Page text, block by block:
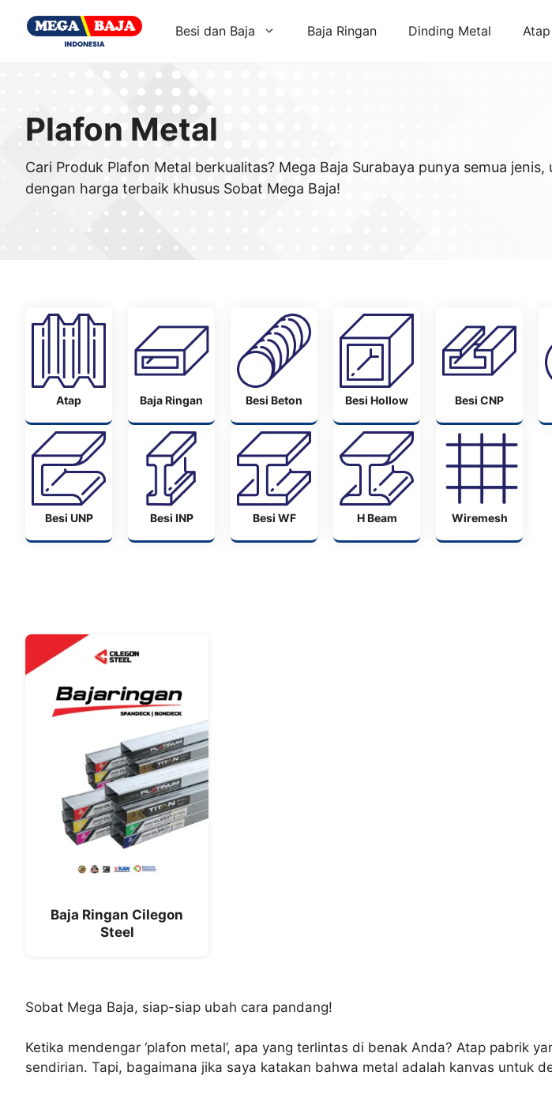
Besi dan Baja Baja Ringan Dinding Metal
Plafon Metal
Cari Produk Plafon Metal berkualitas? Mega Baja Surabaya punya semua jenis,
dengan harga terbaik khusus Sobat Mega Baja!
Atap Baja Ringan Besi Beton Besi Hollow Besi CNP
Besi UNP Besi INP Besi WF H Beam Wiremesh
Baja Ringan Cilegon
Steel
Sobat Mega Baja, siap-siap ubah cara pandang!
Ketika mendengar ‘plafon metal’, apa yang terlintas di benak Anda? Atap pabrik
sendirian. Tapi, bagaimana jika saya katakan bahwa metal adalah kanvas untuk